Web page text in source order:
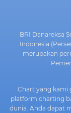
BRI Danareksa
Indonesia
merupakan
Chart yang kami
platform charting
dunia. Anda dapat